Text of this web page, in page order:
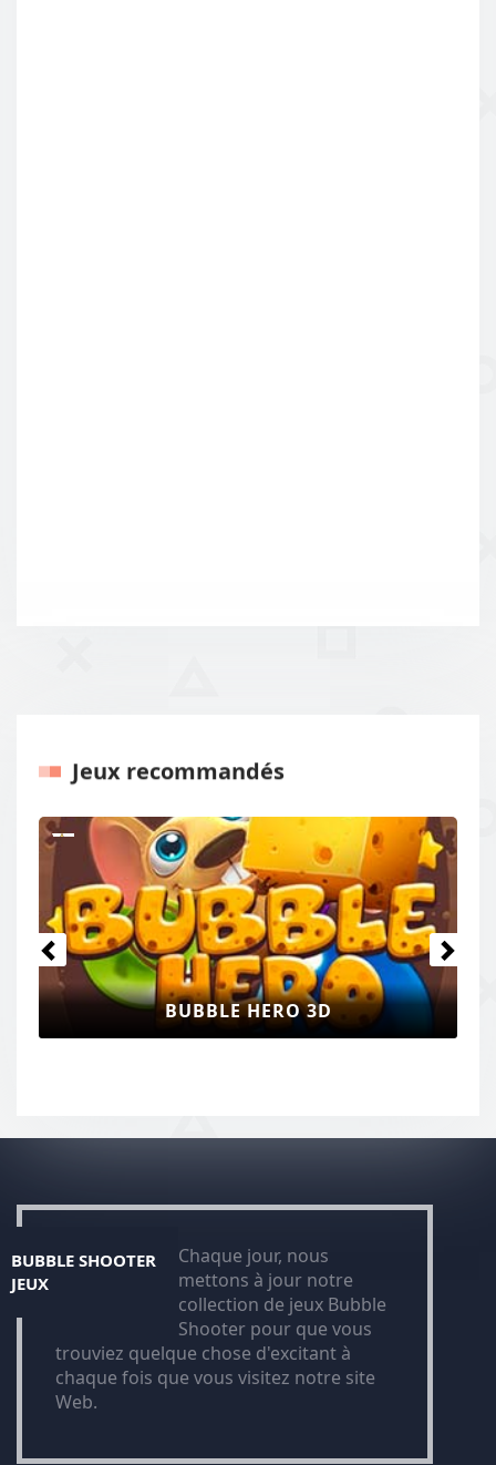
Jeux recommandés
BUBBLE HERO 3D
Précédents
BUBBLE SHOOTER
JEUX
Chaque jour, nous
mettons à jour notre
collection de jeux Bubble
Shooter pour que vous
trouviez quelque chose d'excitant à
chaque fois que vous visitez notre site
Web.